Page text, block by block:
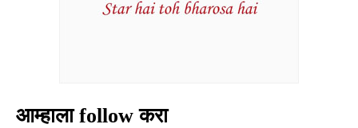
आम्हाला follow करा